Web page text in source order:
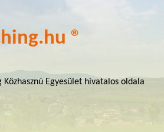
®
Egyesület hivatalos oldala